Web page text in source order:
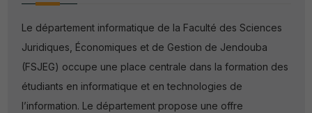
Le département informatique de la Faculté des Sciences
Juridiques, Économiques et de Gestion de Jendouba
(FSJEG) occupe une place centrale dans la formation des
étudiants en informatique et en technologies de
l’information. Le département propose une offre